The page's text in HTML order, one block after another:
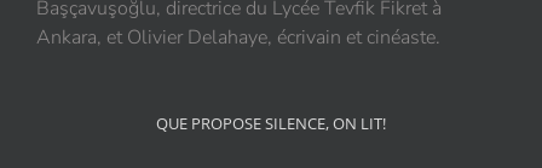
Başçavuşoğlu, directrice du Lycée Tevfik Fikret à
Ankara, et Olivier Delahaye, écrivain et cinéaste.
QUE PROPOSE SILENCE, ON LIT!